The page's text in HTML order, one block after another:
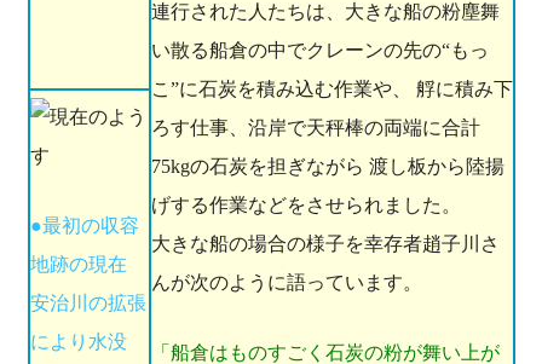
連行された人たちは、大きな船の粉塵舞
い散る船倉の中でクレーンの先の“もっ
こ”に石炭を積み込む作業や、 艀に積み下
ろす仕事、沿岸で天秤棒の両端に合計
75kgの石炭を担ぎながら 渡し板から陸揚
げする作業などをさせられました。
大きな船の場合の様子を幸存者趙子川さ
んが次のように語っています。
「船倉はものすごく石炭の粉が舞い上が
●最初の収容
地跡の現在
安治川の拡張
により水没